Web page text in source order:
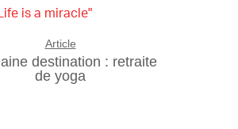
Article
destination : retraite
de yoga